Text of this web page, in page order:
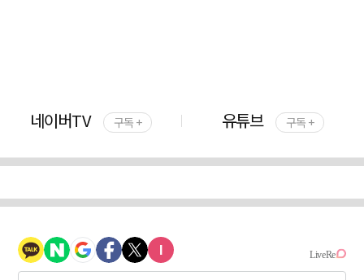
네이버TV 구독 + 유튜브 구독 +